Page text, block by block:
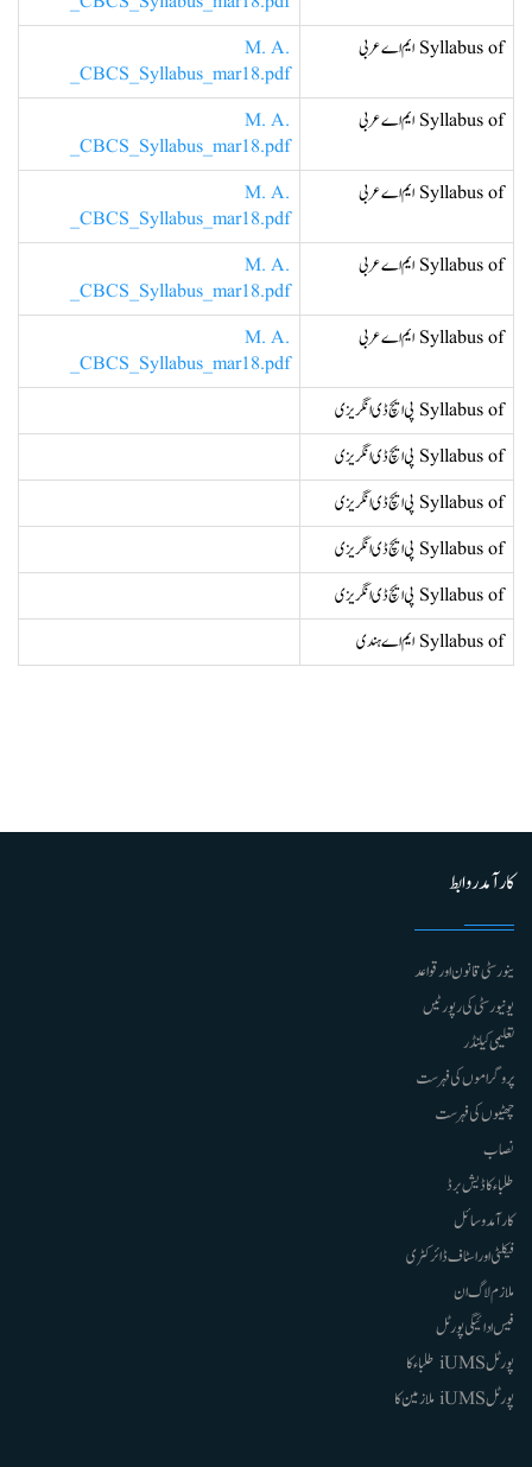
Syllabus of ایم اے عربی
M. A.
_CBCS_Syllabus_mar18.pdf
Syllabus of ایم اے عربی
M. A.
_CBCS_Syllabus_mar18.pdf
Syllabus of ایم اے عربی
M. A.
_CBCS_Syllabus_mar18.pdf
Syllabus of ایم اے عربی
M. A.
_CBCS_Syllabus_mar18.pdf
Syllabus of ایم اے عربی
M. A.
_CBCS_Syllabus_mar18.pdf
Syllabus of پی ایچ ڈی انگریزی
Syllabus of پی ایچ ڈی انگریزی
Syllabus of پی ایچ ڈی انگریزی
Syllabus of پی ایچ ڈی انگریزی
Syllabus of پی ایچ ڈی انگریزی
Syllabus of ایم اے ہندی
کارآمد روابط
ینورسٹی قانون اور قواعد
یونیورسٹی کی رپورٹیں
تعلیمی کیلنڈر
پروگراموں کی فہرست
چھٹیوں کی فہرست
نصاب
طلباء کا ڈیش برڈ
کارآمد وسائل
فیکلٹی اور اسٹاف ڈائرکٹری
ملازم لاگ ان
فیس ادائیگی پورٹل
پورٹل iUMS طلباء کا
پورٹل iUMS ملازمین کا